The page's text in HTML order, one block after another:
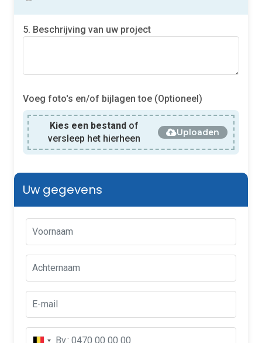
5. Beschrijving van uw project
Voeg foto's en/of bijlagen toe (Optioneel)
Kies een bestand of
versleep het hierheen
Uploaden
Uw gegevens